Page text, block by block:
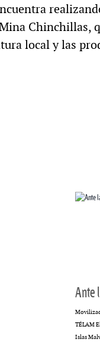
Chinchillas,
local y las
Ante
TÉLAM
Islas